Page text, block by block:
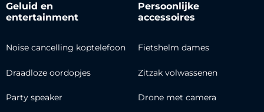
Geluid en
entertainment
Noise cancelling koptelefoon
Draadloze oordopjes
Party speaker
Persoonlijke
accessoires
Fietshelm dames
Zitzak volwassenen
Drone met camera